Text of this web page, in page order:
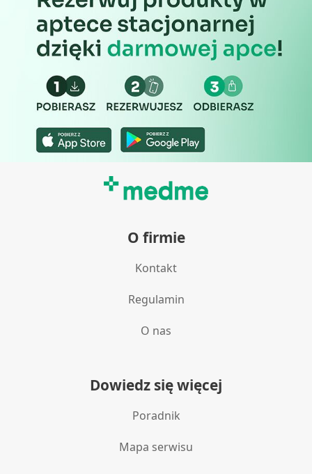
O firmie
Kontakt
Regulamin
O nas
Dowiedz się więcej
Poradnik
Mapa serwisu